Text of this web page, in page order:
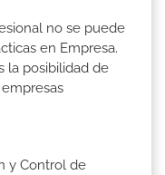
no se puede
en Empresa.
la posibilidad de
y Control de